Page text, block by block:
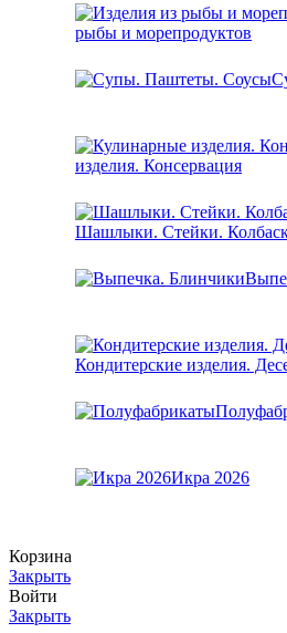
рыбы и морепродуктов
изделия. Консервация
Шашлыки. Стейки.
Кондитерские изделия.
Икра 2026
Корзина
Закрыть
Войти
Закрыть